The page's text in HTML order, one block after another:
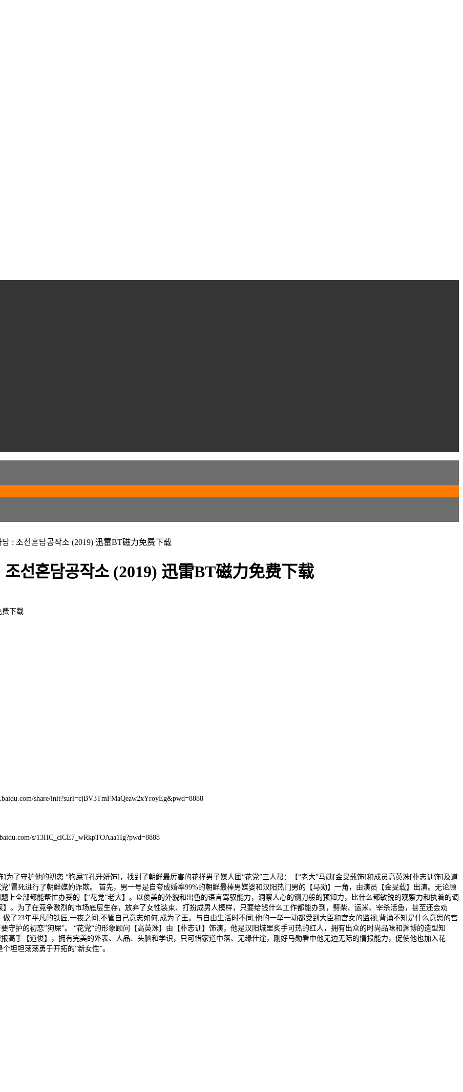
: 조선혼담공작소 (2019) 迅雷BT磁力免费下载
선혼담공작소 (2019) 迅雷BT磁力免费下载
share/init?surl=cjBV3TmFMaQeaw2xYroyEg&pwd=8888
s/13HC_clCE7_wRkpTOAaa1Ig?pwd=8888
了守护他的初恋 “狗屎”[孔升妍饰]，找到了朝鲜最厉害的花样男子媒人团“花党”三人帮：【“老大”马勋[金旻载饰]和成员高英洙[朴志训饰]及道
冒死进行了朝鲜媒妁诈欺。 首先，男一号是自夸成婚率99%的朝鲜最棒男媒婆和汉阳热门男的【马勋】一角，由演员【金旻载】出演。无论顾
上全部都能帮忙办妥的【“花党”老大】。以俊美的外貌和出色的语言驾驭能力，洞察人心的铡刀般的预知力，比什么都敏锐的观察力和执着的调
。为了在竞争激烈的市场底层生存，放弃了女性装束、打扮成男人模样，只要给钱什么工作都能办到，劈柴、运米、宰杀活鱼，甚至还会劝
了23年平凡的铁匠,一夜之间,不管自己意志如何,成为了王。与自由生活时不同,他的一举一动都受到大臣和宫女的监视,背诵不知是什么意思的宫
守护的初恋”狗屎”。 “花党“的形象顾问【高英洙】由【朴志训】饰演，他是汉阳城里炙手可热的红人，拥有出众的时尚品味和渊博的造型知
高手【道俊】，拥有完美的外表、人品、头脑和学识，只可惜家道中落、无缘仕途，刚好马勋看中他无边无际的情报能力，促使他也加入花
坦坦荡荡勇于开拓的”新女性”。